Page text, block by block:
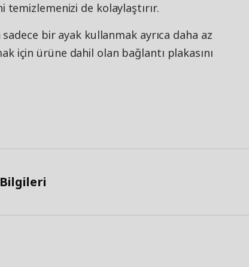
de kolaylaştırır.
bir ayak kullanmak ayrıca daha az
için ürüne dahil olan bağlantı plakasını